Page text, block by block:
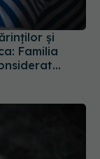
Familia
curățenie